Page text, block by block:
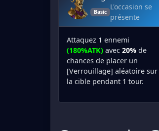
Basic
L'occasion se
présente
Attaquez 1 ennemi
(180%ATK) avec 20% de
chances de placer un
[Verrouillage] aléatoire sur
la cible pendant 1 tour.